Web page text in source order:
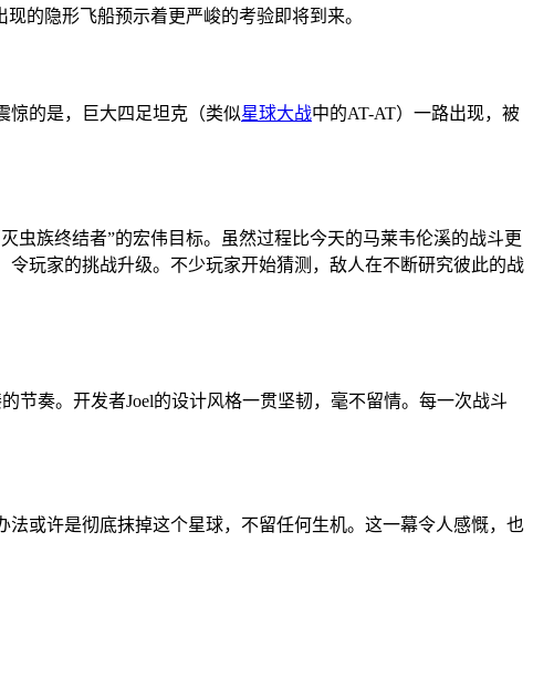
的隐形飞船预示着更严峻的考验即将到来。
惊的是，巨大四足坦克（类似星球大战中的AT-AT）一路出现，被
虫族终结者”的宏伟目标。虽然过程比今天的马莱韦伦溪的战斗更
玩家的挑战升级。不少玩家开始猜测，敌人在不断研究彼此的战
节奏。开发者Joel的设计风格一贯坚韧，毫不留情。每一次战斗
或许是彻底抹掉这个星球，不留任何生机。这一幕令人感慨，也